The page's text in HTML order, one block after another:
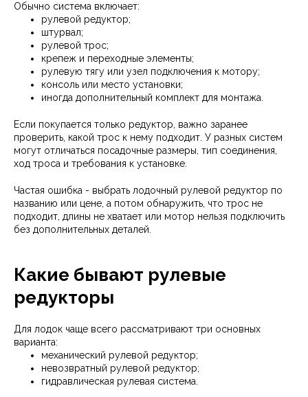
Обычно система включает:
рулевой редуктор;
штурвал;
рулевой трос;
крепеж и переходные элементы;
рулевую тягу или узел подключения к мотору;
консоль или место установки;
иногда дополнительный комплект для монтажа.
Если покупается только редуктор, важно заранее
проверить, какой трос к нему подходит. У разных систем
могут отличаться посадочные размеры, тип соединения,
ход троса и требования к установке.
Частая ошибка - выбрать лодочный рулевой редуктор по
названию или цене, а потом обнаружить, что трос не
подходит, длины не хватает или мотор нельзя подключить
без дополнительных деталей.
Какие бывают рулевые
редукторы
Для лодок чаще всего рассматривают три основных
варианта:
механический рулевой редуктор;
невозвратный рулевой редуктор;
гидравлическая рулевая система.